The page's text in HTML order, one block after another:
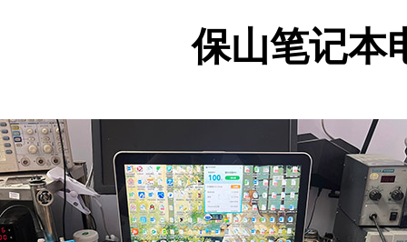
保山笔记本